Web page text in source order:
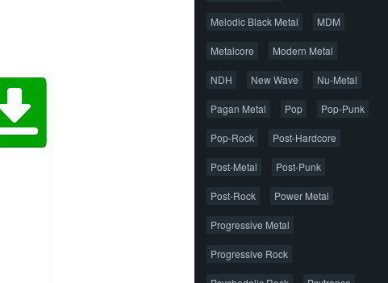
Melodic Black Metal MDM
Metalcore Modern Metal
NDH New Wave Nu-Metal
Pagan Metal Pop Pop-Punk
Pop-Rock Post-Hardcore
Post-Metal Post-Punk
Post-Rock Power Metal
Progressive Metal
Progressive Rock